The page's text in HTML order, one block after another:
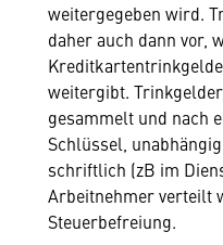
weitergegeben wird.
daher auch dann vor,
weitergibt.
gesammelt und nach
Schlüssel,
schriftlich (zB im
Arbeitnehmer verteilt
Steuerbefreiung.